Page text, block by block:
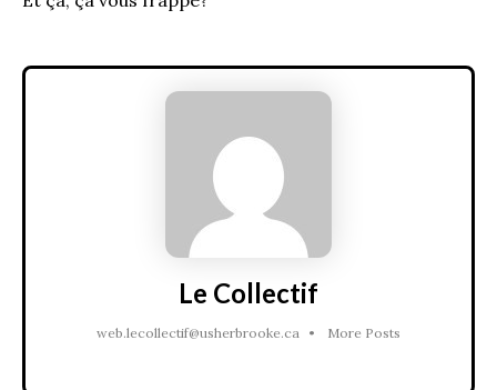
Le Collectif
web.lecollectif@usherbrooke.ca • More Posts